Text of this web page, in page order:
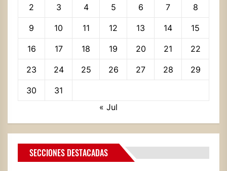
2 3 4 5 6 7 8
9 10 11 12 13 14 15
16 17 18 19 20 21 22
23 24 25 26 27 28 29
30
31
« Jul
SECCIONES DESTACADAS